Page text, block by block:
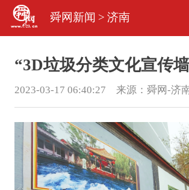
舜网新闻 > 济南
“3D垃圾分类文化宣传
2023-03-17 06:40:27 来源： 舜网-济